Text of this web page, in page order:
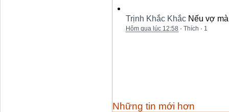
Trịnh Khắc Khắc Nếu vợ
Hôm qua lúc 12:58 · Thích · 1
Những tin mới hơn